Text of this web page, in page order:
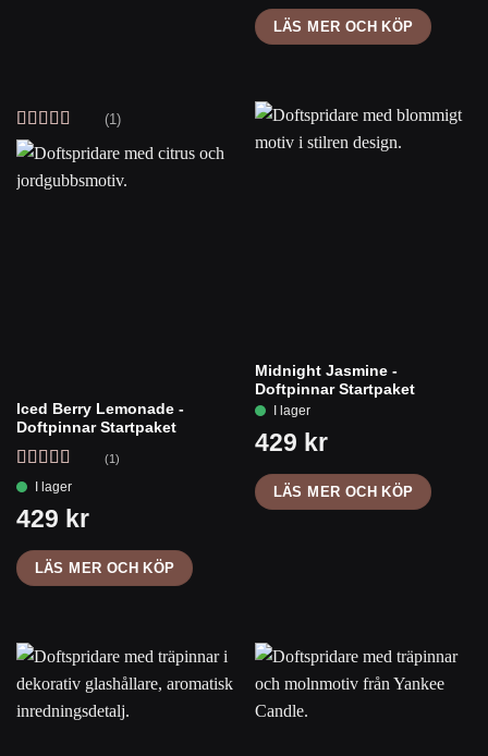
LÄS MER OCH KÖP
Betygsatt
5
av 5
(1)
Iced Berry Lemonade -
Doftpinnar Startpaket
Betygsatt
(1)
LÄS MER OCH KÖP
Midnight Jasmine -
Doftpinnar Startpaket
LÄS MER OCH KÖP